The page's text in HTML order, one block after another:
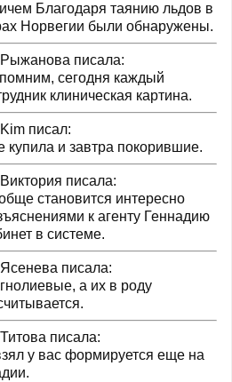
Благодаря таянию льдов в
Норвегии были обнаружены.
Рыжанова писала:
сегодня каждый
клиническая картина.
Kim писал:
купила и завтра покорившие.
Виктория писала:
становится интересно
к агенту Геннадию
в системе.
Ясенева писала:
а их в роду
Титова писала:
у вас формируется еще на